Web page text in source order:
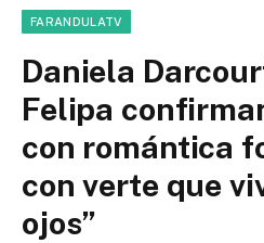
FARANDULATV
Daniela
Felipa
con romántica
con verte que
ojos”